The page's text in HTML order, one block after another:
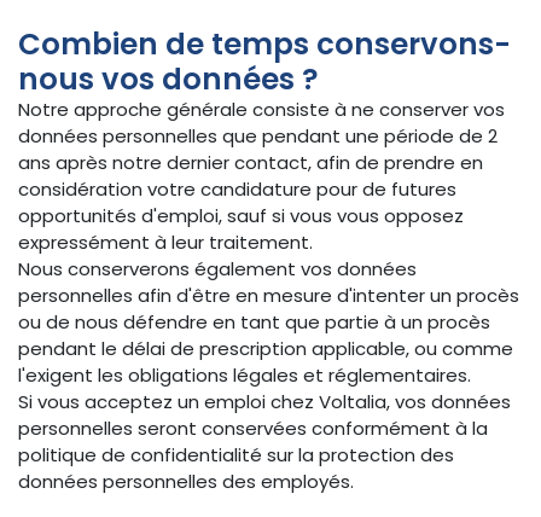
Combien de temps conservons-
nous vos données ?
Notre approche générale consiste à ne conserver vos
données personnelles que pendant une période de 2
ans après notre dernier contact, afin de prendre en
considération votre candidature pour de futures
opportunités d'emploi, sauf si vous vous opposez
expressément à leur traitement.
Nous conserverons également vos données
personnelles afin d'être en mesure d'intenter un procès
ou de nous défendre en tant que partie à un procès
pendant le délai de prescription applicable, ou comme
l'exigent les obligations légales et réglementaires.
Si vous acceptez un emploi chez Voltalia, vos données
personnelles seront conservées conformément à la
politique de confidentialité sur la protection des
données personnelles des employés.